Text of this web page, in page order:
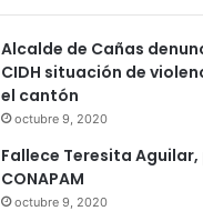
Alcalde de Cañas
CIDH situación de
el cantón
octubre 9, 2020
Fallece Teresita
CONAPAM
octubre 9, 2020